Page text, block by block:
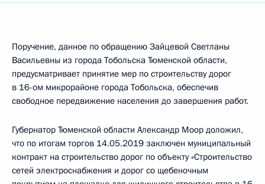
Поручение, данное по обращению Зайцевой Светланы
Васильевны из города Тобольска Тюменской области,
предусматривает принятие мер по строительству дорог
в 16-ом микрорайоне города Тобольска, обеспечив
свободное передвижение населения до завершения работ.
Губернатор Тюменской области Александр Моор доложил,
что по итогам торгов 14.05.2019 заключен муниципальный
контракт на строительство дорог по объекту «Строительство
сетей электроснабжения и дорог со щебеночным